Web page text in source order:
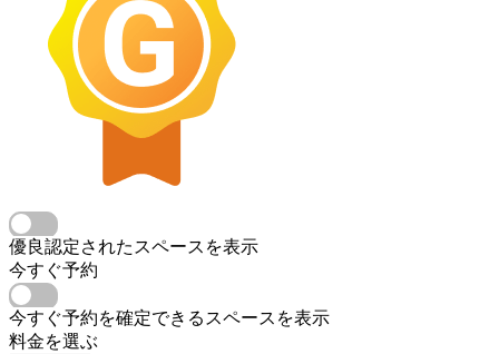
優良認定されたスペースを表示
今すぐ予約
今すぐ予約を確定できるスペースを表示
料金を選ぶ